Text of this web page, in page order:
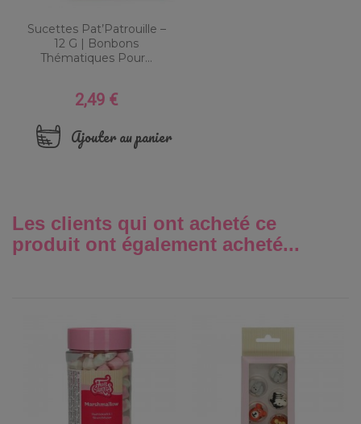
Sucettes Pat’Patrouille –
12 G | Bonbons
Thématiques Pour...
Prix
2,49 €
Ajouter au panier
Les clients qui ont acheté ce
produit ont également acheté...